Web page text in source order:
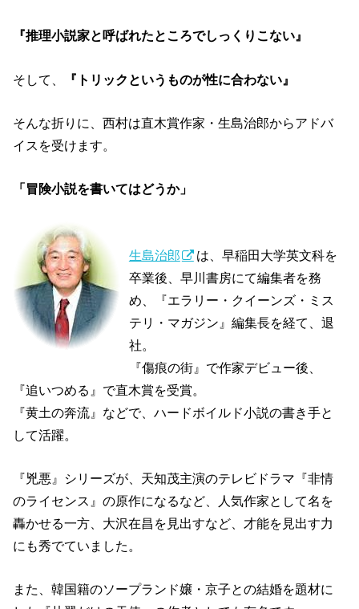
『推理小説家と呼ばれたところでしっくりこない』
そして、 『トリックというものが性に合わない』
そんな折りに、西村は直木賞作家・生島治郎からアドバ
イスを受けます。
「冒険小説を書いてはどうか」
生島治郎
は、早稲田大学英文科を
卒業後、早川書房にて編集者を務
め、『エラリー・クイーンズ・ミス
テリ・マガジン』編集長を経て、退
社。
『傷痕の街』で作家デビュー後、
『追いつめる』で直木賞を受賞。
『黄土の奔流』などで、ハードボイルド小説の書き手と
して活躍。
『兇悪』シリーズが、天知茂主演のテレビドラマ『非情
のライセンス』の原作になるなど、人気作家として名を
轟かせる一方、大沢在昌を見出すなど、才能を見出す力
にも秀でていました。
また、韓国籍のソープランド嬢・京子との結婚を題材に